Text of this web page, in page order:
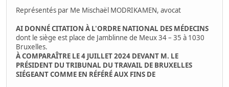
Représentés par Me Mischaël MODRIKAMEN, avocat
AI DONNÉ CITATION À L'ORDRE NATIONAL DES MÉDECINS
dont le siège est place de Jamblinne de Meux 34 – 35 à 1030
Bruxelles.
À COMPARAÎTRE LE 4 JUILLET 2024 DEVANT M. LE
PRÉSIDENT DU TRIBUNAL DU TRAVAIL DE BRUXELLES
SIÉGEANT COMME EN RÉFÉRÉ AUX FINS DE